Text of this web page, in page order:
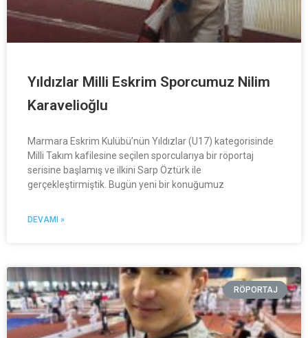
Yıldızlar Milli Eskrim Sporcumuz Nilim
Karavelioğlu
Marmara Eskrim Kulübü’nün Yıldızlar (U17) kategorisinde
Milli Takım kafilesine seçilen sporcularıya bir röportaj
serisine başlamış ve ilkini Sarp Öztürk ile
gerçekleştirmiştik. Bugün yeni bir konuğumuz
DEVAMI »
RÖPORTAJ